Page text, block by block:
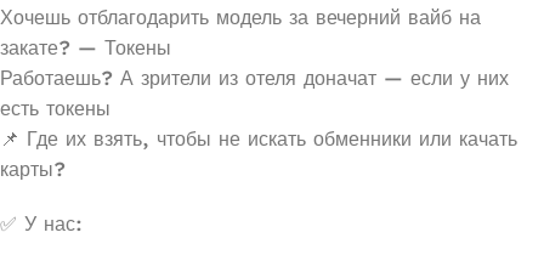
Хочешь отблагодарить модель за вечерний вайб на
закате? — Токены
Работаешь? А зрители из отеля доначат — если у них
есть токены
📌 Где их взять, чтобы не искать обменники или качать
карты?
✅ У нас: